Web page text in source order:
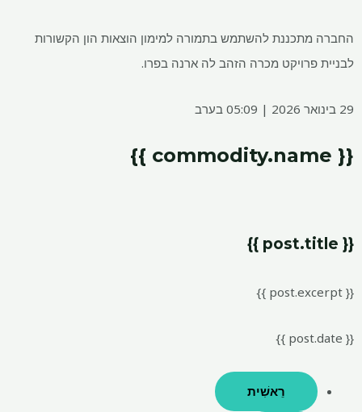
החברה מתכננת להשתמש בתמורה למימון הוצאות הון הקשורות
לבניית פרויקט מכרה הזהב לה ארנה בפרו.
29 בינואר 2026 | 05:09 בערב
{{ commodity.name }}
{{ post.title }}
{{ post.excerpt }}
{{ post.date }}
רֵאשִׁית